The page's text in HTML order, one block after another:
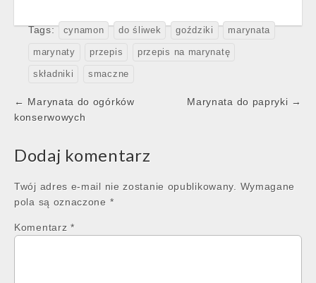
Tags: cynamon do śliwek goździki marynata
marynaty przepis przepis na marynatę
składniki smaczne
Post
navigation
← Marynata do ogórków
konserwowych
Marynata do papryki →
Dodaj komentarz
Twój adres e-mail nie zostanie opublikowany.
Wymagane
pola są oznaczone *
Komentarz *